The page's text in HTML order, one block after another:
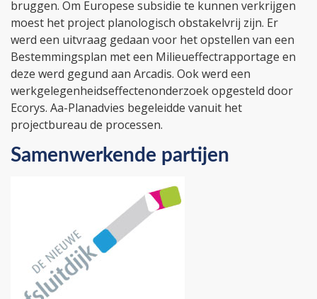
bruggen. Om Europese subsidie te kunnen verkrijgen
moest het project planologisch obstakelvrij zijn. Er
werd een uitvraag gedaan voor het opstellen van een
Bestemmingsplan met een Milieueffectrapportage en
deze werd gegund aan Arcadis. Ook werd een
werkgelegenheidseffectenonderzoek opgesteld door
Ecorys. Aa-Planadvies begeleidde vanuit het
projectbureau de processen.
Samenwerkende partijen